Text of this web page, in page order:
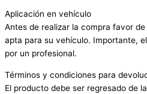
Aplicación en vehículo
Antes de realizar la compra favor
apta para su vehículo. Importante,
por un profesional.
Términos y condiciones para
El producto debe ser regresado de